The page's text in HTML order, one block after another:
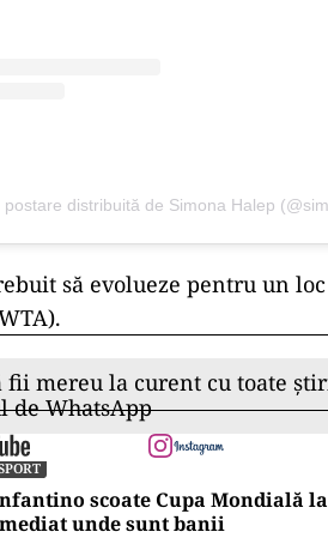
postare distribuită de Simona Halep
să evolueze pentru un
fii mereu la curent cu toate
de WhatsApp
scoate Cupa Mondială
unde sunt banii